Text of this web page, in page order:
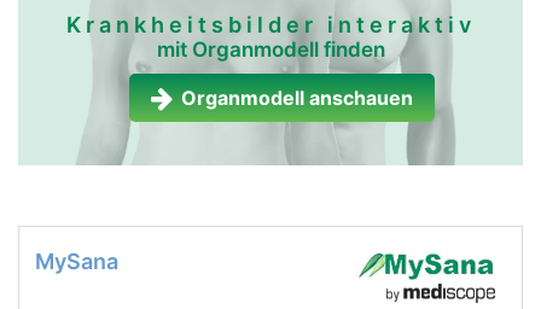
Krankheitsbilder interaktiv
mit Organmodell finden
Organmodell anschauen
MySana